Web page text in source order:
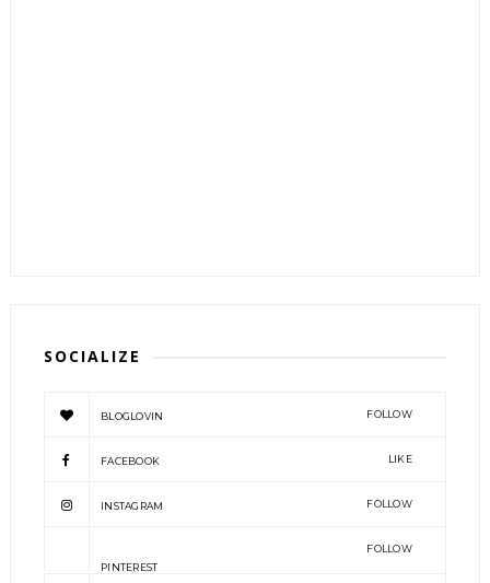
SOCIALIZE
BLOGLOVIN FOLLOW
FACEBOOK LIKE
INSTAGRAM FOLLOW
PINTEREST
FOLLOW